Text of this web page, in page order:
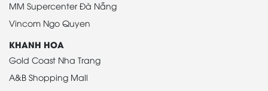
MM Supercenter Đà Nẵng
Vincom Ngo Quyen
KHANH HOA
Gold Coast Nha Trang
A&B Shopping Mall